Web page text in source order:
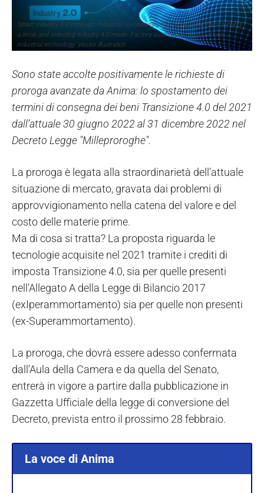
Smart Industry 4.0 concept. Industrial revolutions steps. Wireframe hand turning
a knob and selecting industry 4.0 mode. Factory automation. Autonomous
industrial technology. Vector illustration
Sono state accolte positivamente le richieste di
proroga avanzate da Anima: lo spostamento dei
termini di consegna dei beni Transizione 4.0 del 2021
dall’attuale 30 giugno 2022 al 31 dicembre 2022 nel
Decreto Legge "Milleproroghe".
La proroga è legata alla straordinarietà dell’attuale
situazione di mercato, gravata dai problemi di
approvvigionamento nella catena del valore e del
costo delle materie prime.
Ma di cosa si tratta? La proposta riguarda le
tecnologie acquisite nel 2021 tramite i crediti di
imposta Transizione 4.0, sia per quelle presenti
nell'Allegato A della Legge di Bilancio 2017
(exIperammortamento) sia per quelle non presenti
(ex-Superammortamento).
La proroga, che dovrà essere adesso confermata
dall’Aula della Camera e da quella del Senato,
entrerà in vigore a partire dalla pubblicazione in
Gazzetta Ufficiale della legge di conversione del
Decreto, prevista entro il prossimo 28 febbraio.
La voce di Anima